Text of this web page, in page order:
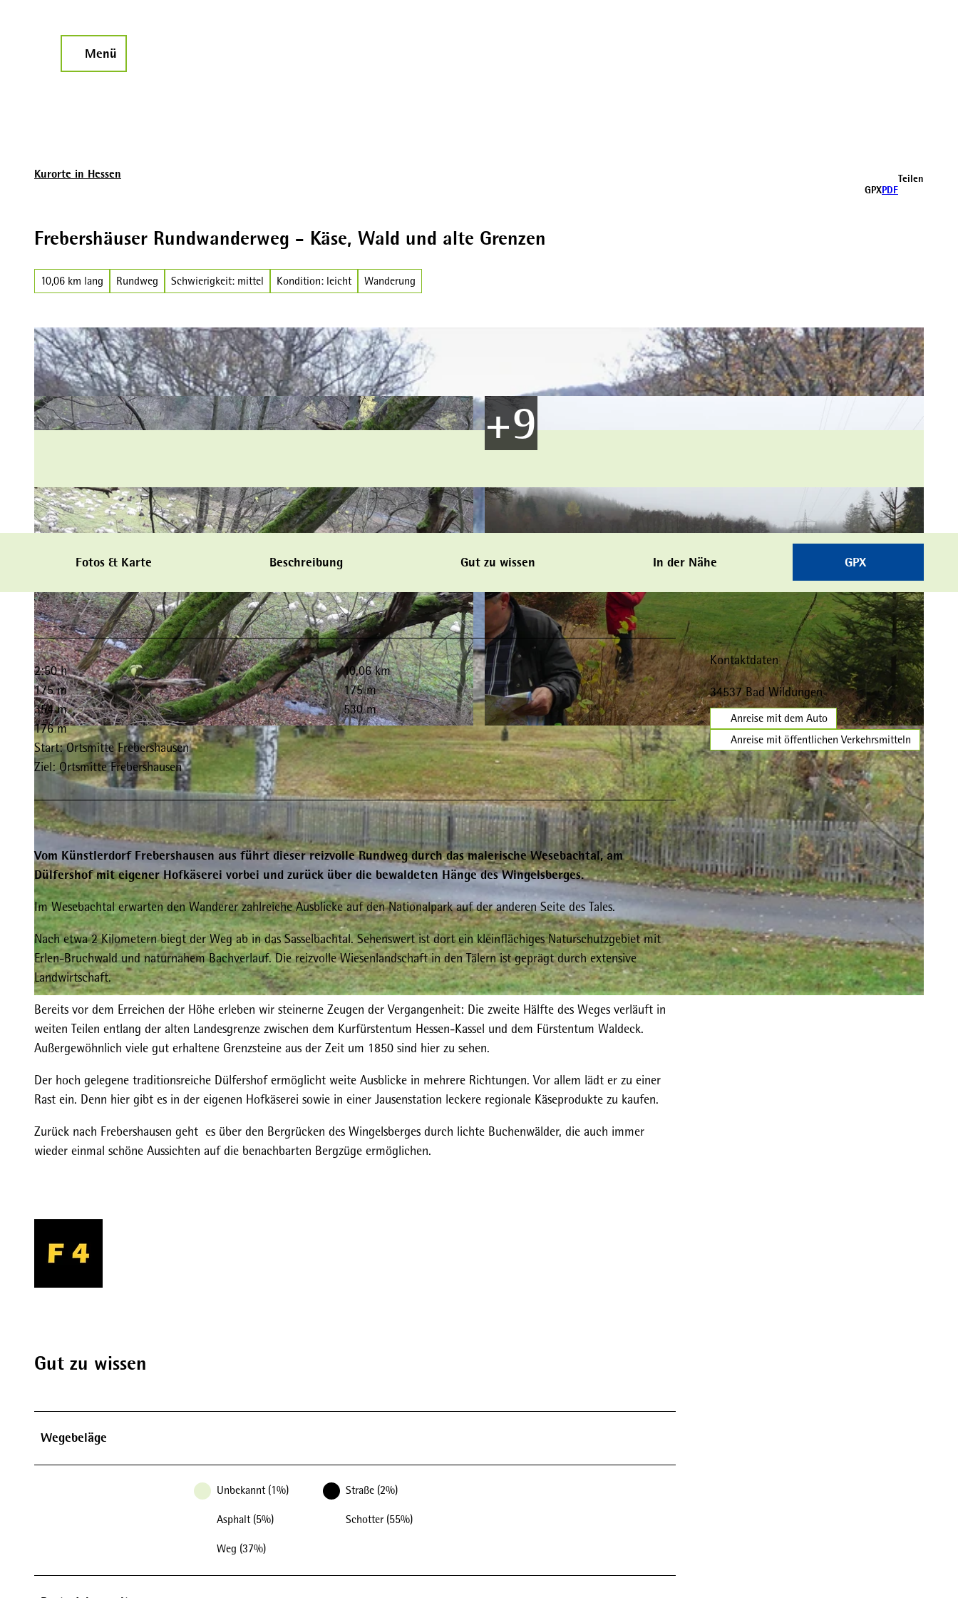
Menü
Kurorte in Hessen
GPXPDF
Teilen
Frebershäuser Rundwanderweg - Käse, Wald und alte Grenzen
10,06 km lang Rundweg Schwierigkeit: mittel Kondition: leicht Wanderung
© Gereon Schoplick, Stadtmarketing Bad Wildungen © Gereon Schoplick, Stadtmarketing Bad Wildungen
Fotos & Karte Beschreibung Gut zu wissen In der Nähe GPX
2:50 h
10,06 km
175 m
175 m
354 m
530 m
176 m
Start: Ortsmitte Frebershausen
Ziel: Ortsmitte Frebershausen
Vom Künstlerdorf Frebershausen aus führt dieser reizvolle Rundweg durch das malerische Wesebachtal, am
Dülfershof mit eigener Hofkäserei vorbei und zurück über die bewaldeten Hänge des Wingelsberges.
Im Wesebachtal erwarten den Wanderer zahlreiche Ausblicke auf den Nationalpark auf der anderen Seite des Tales.
Nach etwa 2 Kilometern biegt der Weg ab in das Sasselbachtal. Sehenswert ist dort ein kleinflächiges Naturschutzgebiet mit
Erlen-Bruchwald und naturnahem Bachverlauf. Die reizvolle Wiesenlandschaft in den Tälern ist geprägt durch extensive
Landwirtschaft.
Bereits vor dem Erreichen der Höhe erleben wir steinerne Zeugen der Vergangenheit: Die zweite Hälfte des Weges verläuft in
weiten Teilen entlang der alten Landesgrenze zwischen dem Kurfürstentum Hessen-Kassel und dem Fürstentum Waldeck.
Außergewöhnlich viele gut erhaltene Grenzsteine aus der Zeit um 1850 sind hier zu sehen.
Der hoch gelegene traditionsreiche Dülfershof ermöglicht weite Ausblicke in mehrere Richtungen. Vor allem lädt er zu einer
Rast ein. Denn hier gibt es in der eigenen Hofkäserei sowie in einer Jausenstation leckere regionale Käseprodukte zu kaufen.
Zurück nach Frebershausen geht es über den Bergrücken des Wingelsberges durch lichte Buchenwälder, die auch immer
wieder einmal schöne Aussichten auf die benachbarten Bergzüge ermöglichen.
Gut zu wissen
Wegebeläge
Unbekannt (1%) Straße (2%)
Asphalt (5%) Schotter (55%)
Weg (37%)
Kontaktdaten
34537Bad Wildungen
Anreise mit dem Auto
Anreise mit öffentlichen Verkehrsmitteln